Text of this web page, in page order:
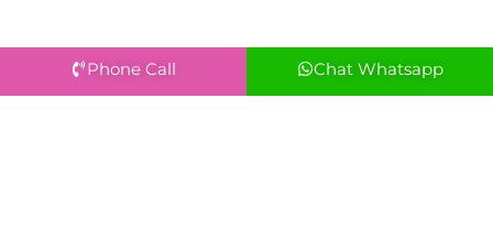
Phone Call Chat Whatsapp